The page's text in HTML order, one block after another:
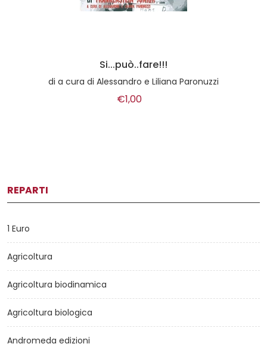
Si...può..fare!!!
di a cura di Alessandro e Liliana Paronuzzi
€1,00
REPARTI
1 Euro
Agricoltura
Agricoltura biodinamica
Agricoltura biologica
Andromeda edizioni